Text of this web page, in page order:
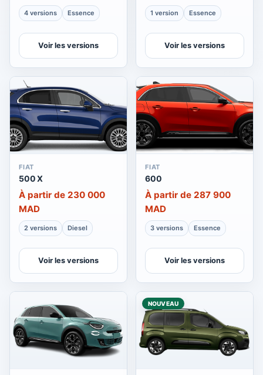
4 versions Essence
Voir les versions
1 version Essence
Voir les versions
FIAT
500 X
À partir de 230 000
MAD
2 versions Diesel
Voir les versions
FIAT
600
À partir de 287 900
MAD
3 versions Essence
Voir les versions
NOUVEAU